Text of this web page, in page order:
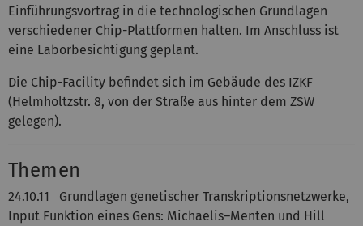
Einführungsvortrag in die technologischen Grundlagen
verschiedener Chip-Plattformen halten. Im Anschluss ist
eine Laborbesichtigung geplant.
Die Chip-Facility befindet sich im Gebäude des IZKF
(Helmholtzstr. 8, von der Straße aus hinter dem ZSW
gelegen).
Themen
24.10.11 Grundlagen genetischer Transkriptionsnetzwerke,
Input Funktion eines Gens: Michaelis–Menten und Hill